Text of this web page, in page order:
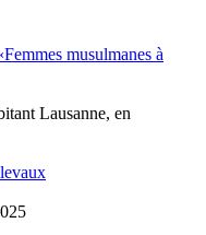
musulmanes à
Lausanne, en